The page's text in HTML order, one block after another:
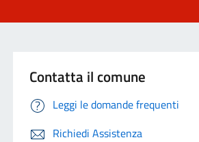
Contatta il comune
Leggi le domande frequenti
Richiedi Assistenza